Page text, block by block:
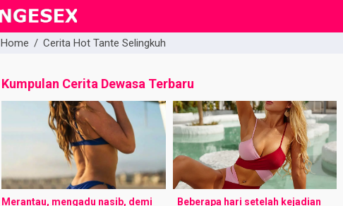
Home / Cerita Hot Tante Selingkuh
Kumpulan Cerita Dewasa Terbaru
Merantau, mengadu nasib, demi
Beberapa hari setelah kejadian